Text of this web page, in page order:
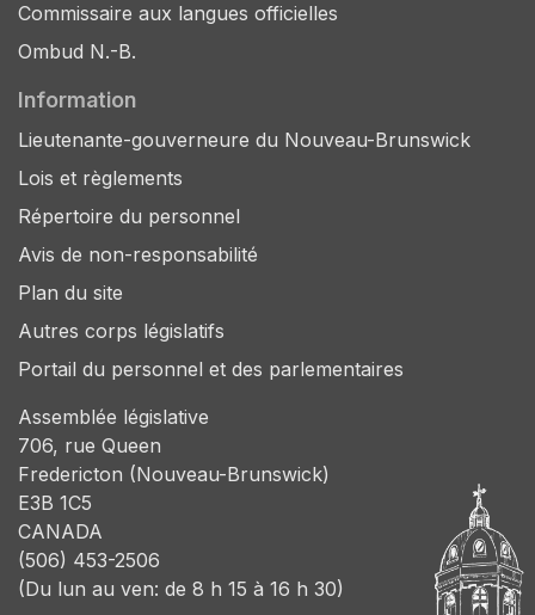
Commissaire aux langues officielles
Ombud N.-B.
Information
Lieutenante-gouverneure du Nouveau-Brunswick
Lois et règlements
Répertoire du personnel
Avis de non-responsabilité
Plan du site
Autres corps législatifs
Portail du personnel et des parlementaires
Assemblée législative
706, rue Queen
Fredericton (Nouveau-Brunswick)
E3B 1C5
CANADA
(506) 453-2506
(Du lun au ven: de 8 h 15 à 16 h 30)